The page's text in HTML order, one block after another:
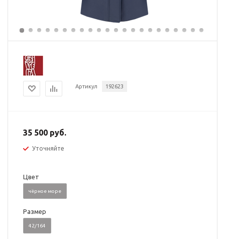
Артикул 192623
35 500 руб.
Уточняйте
Цвет
чёрное море
Размер
42/164